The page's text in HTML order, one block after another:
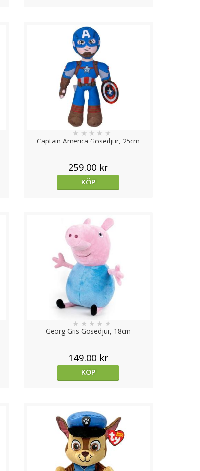
Captain America Gosedjur, 25cm
★ ★ ★ ★ ★
259.00 kr
KÖP
Georg Gris Gosedjur, 18cm
★ ★ ★ ★ ★
149.00 kr
KÖP